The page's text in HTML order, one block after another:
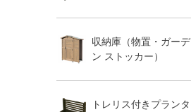
収納庫（物置・ガーデ
ン ストッカー）
トレリス付きプランタ